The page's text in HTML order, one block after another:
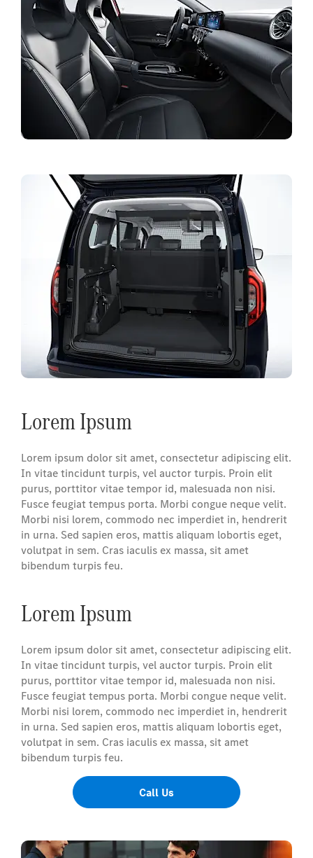
Lorem Ipsum
Lorem ipsum dolor sit amet, consectetur adipiscing elit.
In vitae tincidunt turpis, vel auctor turpis. Proin elit
purus, porttitor vitae tempor id, malesuada non nisi.
Fusce feugiat tempus porta. Morbi congue neque velit.
Morbi nisi lorem, commodo nec imperdiet in, hendrerit
in urna. Sed sapien eros, mattis aliquam lobortis eget,
volutpat in sem. Cras iaculis ex massa, sit amet
bibendum turpis feu.
Lorem Ipsum
Lorem ipsum dolor sit amet, consectetur adipiscing elit.
In vitae tincidunt turpis, vel auctor turpis. Proin elit
purus, porttitor vitae tempor id, malesuada non nisi.
Fusce feugiat tempus porta. Morbi congue neque velit.
Morbi nisi lorem, commodo nec imperdiet in, hendrerit
in urna. Sed sapien eros, mattis aliquam lobortis eget,
volutpat in sem. Cras iaculis ex massa, sit amet
bibendum turpis feu.
Call Us